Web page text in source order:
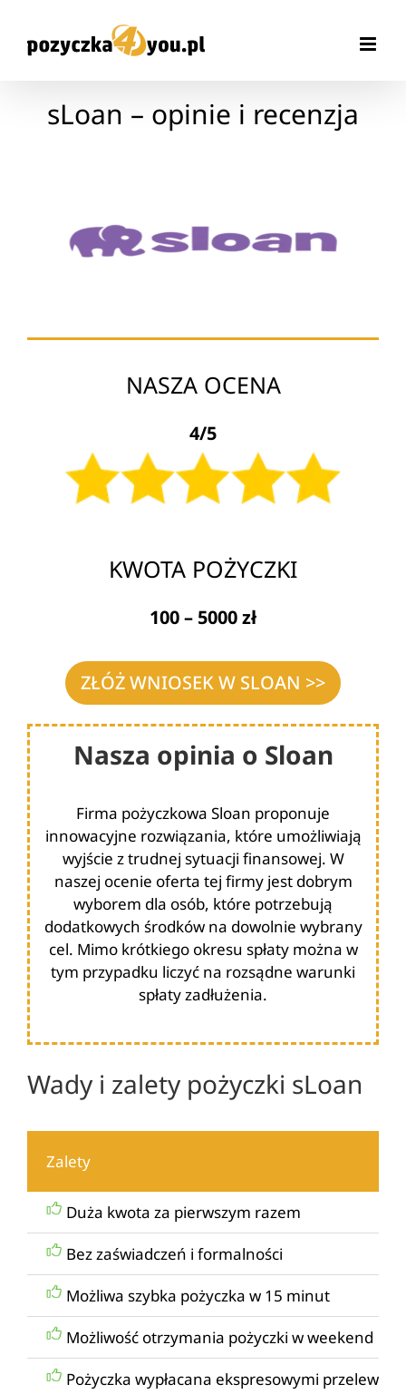
zawartości
sLoan – opinie i recenzja
NASZA OCENA
4/5
KWOTA POŻYCZKI
100 – 5000 zł
ZŁÓŻ WNIOSEK W SLOAN >>
Nasza opinia o Sloan
Firma pożyczkowa Sloan proponuje
innowacyjne rozwiązania, które umożliwiają
wyjście z trudnej sytuacji finansowej. W
naszej ocenie oferta tej firmy jest dobrym
wyborem dla osób, które potrzebują
dodatkowych środków na dowolnie wybrany
cel. Mimo krótkiego okresu spłaty można w
tym przypadku liczyć na rozsądne warunki
spłaty zadłużenia.
Wady i zalety pożyczki sLoan
Zalety
Duża kwota za pierwszym razem
Bez zaświadczeń i formalności
Możliwa szybka pożyczka w 15 minut
Możliwość otrzymania pożyczki w weekend
Pożyczka wypłacana ekspresowymi przelewami